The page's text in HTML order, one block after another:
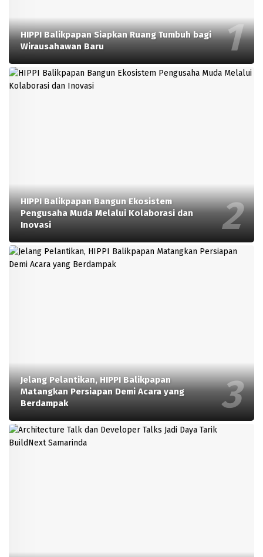
HIPPI Balikpapan Siapkan Ruang Tumbuh bagi
Wirausahawan Baru
HIPPI Balikpapan Bangun Ekosistem
Pengusaha Muda Melalui Kolaborasi dan
Inovasi
Jelang Pelantikan, HIPPI Balikpapan
Matangkan Persiapan Demi Acara yang
Berdampak